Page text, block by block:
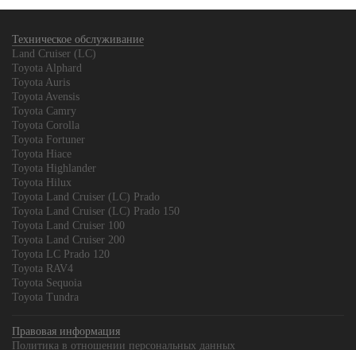
Техническое обслуживание
Land Cruiser (LC)
Toyota Alphard
Toyota Auris
Toyota Avensis
Toyota Camry
Toyota Corolla
Toyota Fortuner
Toyota Hiace
Toyota Highlander
Toyota Hilux
Toyota Land Cruiser (LC) Prado
Toyota Land Cruiser (LC) Prado 150
Toyota Land Cruiser 100
Toyota Land Cruiser 200
Toyota LC Prado 120
Toyota RAV4
Toyota Sequoia
Toyota Tundra
Правовая информация
Политика в отношении персональных данных